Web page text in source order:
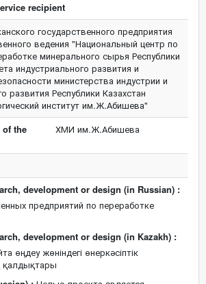
recipient
государственного предприятия
ведения "Национальный центр по
минерального сырья Республики
индустриального развития и
министерства индустрии и
развития Республики Казахстан
институт им.Ж.Абишева"
of the
ХМИ им.Ж.Абишева
development or design (in Russian) :
предприятий по переработке
development or design (in Kazakh) :
өңдеу жөніндегі өнеркәсіптік
қалдықтары